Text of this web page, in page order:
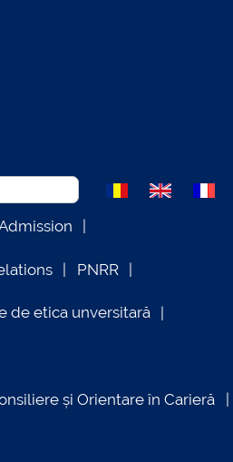
PNRR
de etica unversitară
și Orientare în Carieră